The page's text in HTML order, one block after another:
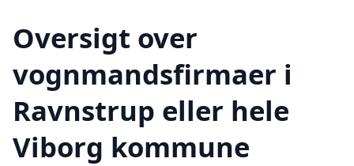
Oversigt over
vognmandsfirmaer i
Ravnstrup eller hele
Viborg kommune